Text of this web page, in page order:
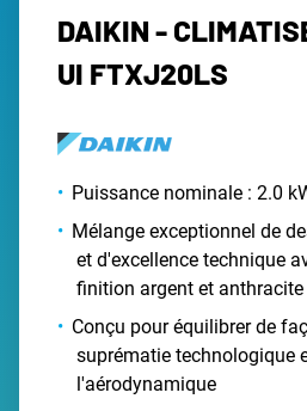
DAIKIN -
UI FTXJ20LS
Puissance nominale : 2.0
Mélange exceptionnel de
et d'excellence technique
finition argent et anthracite
Conçu pour équilibrer de
suprématie technologique
l'aérodynamique